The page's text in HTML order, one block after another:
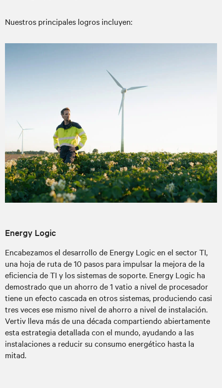
Nuestros principales logros incluyen:
Energy Logic
Encabezamos el desarrollo de Energy Logic en el sector TI,
una hoja de ruta de 10 pasos para impulsar la mejora de la
eficiencia de TI y los sistemas de soporte. Energy Logic ha
demostrado que un ahorro de 1 vatio a nivel de procesador
tiene un efecto cascada en otros sistemas, produciendo casi
tres veces ese mismo nivel de ahorro a nivel de instalación.
Vertiv lleva más de una década compartiendo abiertamente
esta estrategia detallada con el mundo, ayudando a las
instalaciones a reducir su consumo energético hasta la
mitad.